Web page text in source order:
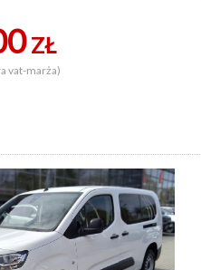
ZŁ
vat-marża)